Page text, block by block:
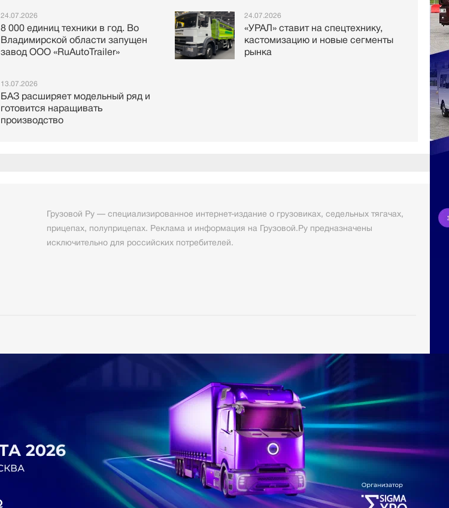
24.07.2026
8 000 единиц техники в год. Во
Владимирской области запущен
завод ООО «RuAutoTrailer»
24.07.2026
«УРАЛ» ставит на спецтехнику,
кастомизацию и новые сегменты
рынка
13.07.2026
БАЗ расширяет модельный ряд и
готовится наращивать
производство
Грузовой Ру — специализированное интернет-издание о грузовиках, седельных тягачах,
прицепах, полуприцепах. Реклама и информация на Грузовой.Ру предназначены
исключительно для российских потребителей.